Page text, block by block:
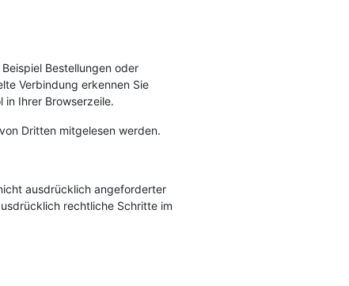
Bestellungen oder
Verbindung erkennen Sie
in Ihrer Browserzeile.
Dritten mitgelesen werden.
ausdrücklich angeforderter
rechtliche Schritte im